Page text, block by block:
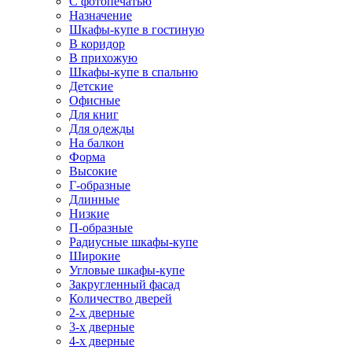
Назначение
Шкафы-купе в гостиную
В коридор
В прихожую
Шкафы-купе в спальню
Детские
Офисные
Для книг
Для одежды
На балкон
Форма
Высокие
Г-образные
Длинные
Низкие
П-образные
Радиусные шкафы-купе
Широкие
Угловые шкафы-купе
Закругленный фасад
Количество дверей
2-х дверные
3-х дверные
4-х дверные